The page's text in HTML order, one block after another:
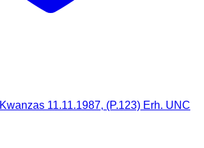
11.11.1987, (P.123) Erh. UNC